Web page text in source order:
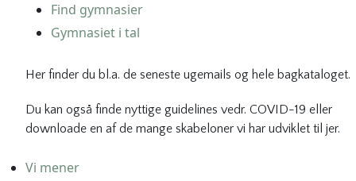
Find gymnasier
Gymnasiet i tal
Her finder du bl.a. de seneste ugemails og hele bagkataloget.
Du kan også finde nyttige guidelines vedr. COVID-19 eller
downloade en af de mange skabeloner vi har udviklet til jer.
Vi mener